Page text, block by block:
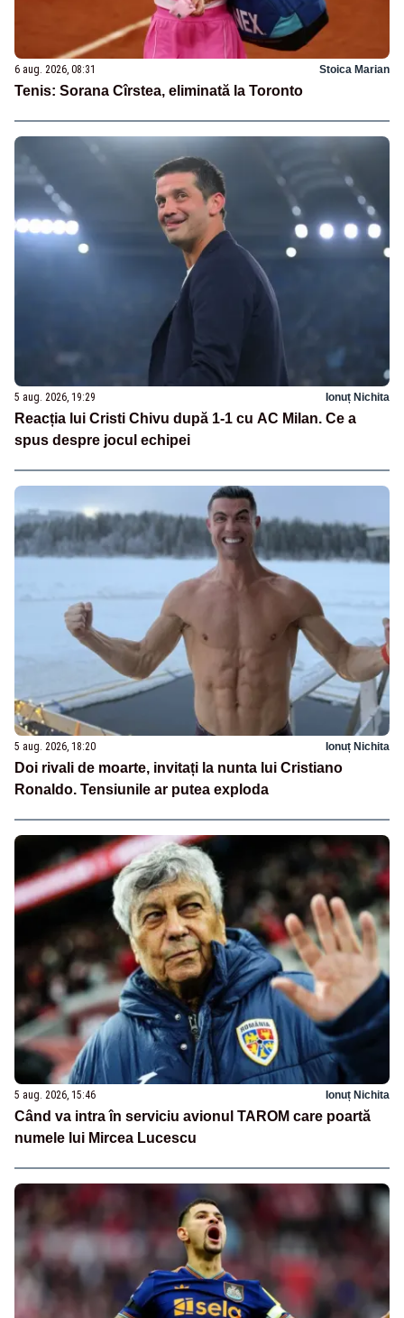
6 aug. 2026, 08:31 Stoica Marian
Tenis: Sorana Cîrstea, eliminată la Toronto
5 aug. 2026, 19:29 Ionuț Nichita
Reacția lui Cristi Chivu după 1-1 cu AC Milan. Ce a
spus despre jocul echipei
5 aug. 2026, 18:20 Ionuț Nichita
Doi rivali de moarte, invitați la nunta lui Cristiano
Ronaldo. Tensiunile ar putea exploda
5 aug. 2026, 15:46 Ionuț Nichita
Când va intra în serviciu avionul TAROM care poartă
numele lui Mircea Lucescu